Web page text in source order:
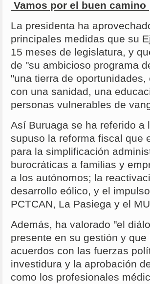
Vamos por el buen camino
La presidenta ha
principales medidas que su
15 meses de legislatura, y
de "su ambicioso programa
"una tierra de
con una sanidad, una
personas vulnerables de
Así Buruaga se ha referido
supuso la reforma fiscal que
para la simplificación
burocráticas a familias y
a los autónomos; la
desarrollo eólico, y el
PCTCAN, La Pasiega y el
Además, ha valorado "el
presente en su gestión y
acuerdos con las fuerzas
investidura y la aprobación
como los profesionales